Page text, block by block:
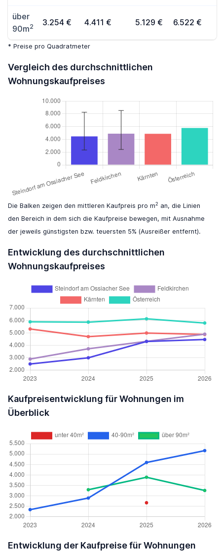
über
90m2 3.254 € 4.411 € 5.129 € 6.522 €
* Preise pro Quadratmeter
Vergleich des durchschnittlichen
Wohnungskaufpreises
Die Balken zeigen den mittleren Kaufpreis pro m2 an, die Linien
den Bereich in dem sich die Kaufpreise bewegen, mit Ausnahme
der jeweils günstigsten bzw. teuersten 5% (Ausreißer entfernt).
Entwicklung des durchschnittlichen
Wohnungskaufpreises
Kaufpreisentwicklung für Wohnungen im
Überblick
Entwicklung der Kaufpreise für Wohnungen